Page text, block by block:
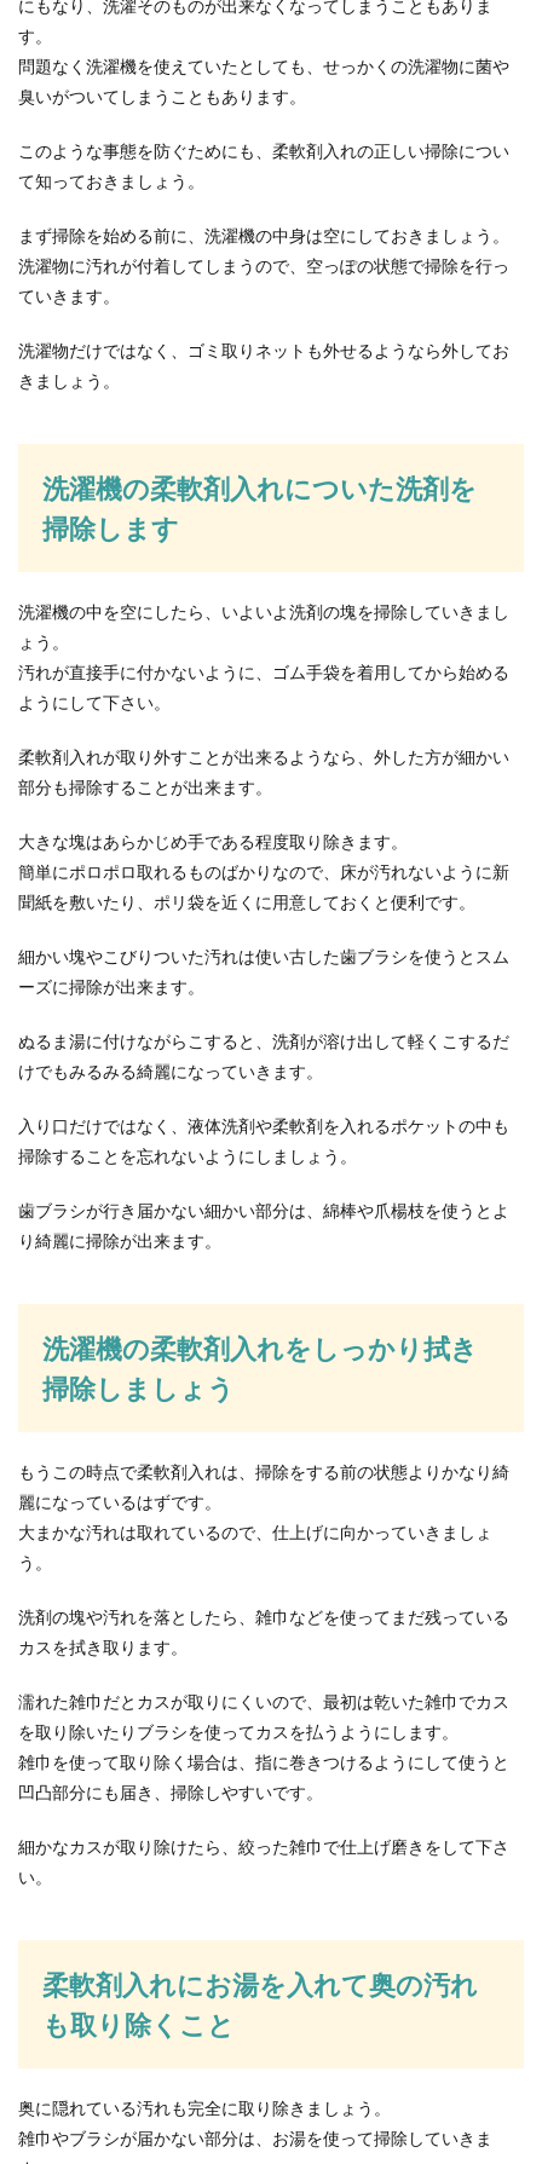
なりますよね。そんな時に考えるのが自転車通
衣類の臭いを煮沸で効果的に取るコツ
効果的に取ることができます。ただし、衣類の臭
いを...
箱に捨てるという方がほとんどだと思います。し
かし、こ...
ゴミ箱のおしゃれな収納アイデア～手
お部屋をおしゃれなインテリアにしても、気にな
イタリア語とフランス語の難易度は？
選ぶならどっち
第二外国語を選択する際に、イタリア語とフラン
を...
教習所の実技を初めて受ける不安を和
ものです。本当に車なんて運転できるのだろうか
北海道などのように雪が降る地域に住んでいる人
であれば雪道の運転も慣れているでしょうが、そ
にもなり、洗濯そのものが出来なくなってしまうこともありま
す。
問題なく洗濯機を使えていたとしても、せっかくの洗濯物に菌や
臭いがついてしまうこともあります。
このような事態を防ぐためにも、柔軟剤入れの正しい掃除につい
て知っておきましょう。
まず掃除を始める前に、洗濯機の中身は空にしておきましょう。
洗濯物に汚れが付着してしまうので、空っぽの状態で掃除を行っ
ていきます。
洗濯物だけではなく、ゴミ取りネットも外せるようなら外してお
きましょう。
洗濯機の柔軟剤入れについた洗剤を
掃除します
洗濯機の中を空にしたら、いよいよ洗剤の塊を掃除していきまし
ょう。
汚れが直接手に付かないように、ゴム手袋を着用してから始める
ようにして下さい。
柔軟剤入れが取り外すことが出来るようなら、外した方が細かい
部分も掃除することが出来ます。
大きな塊はあらかじめ手である程度取り除きます。
簡単にポロポロ取れるものばかりなので、床が汚れないように新
聞紙を敷いたり、ポリ袋を近くに用意しておくと便利です。
細かい塊やこびりついた汚れは使い古した歯ブラシを使うとスム
ーズに掃除が出来ます。
ぬるま湯に付けながらこすると、洗剤が溶け出して軽くこするだ
けでもみるみる綺麗になっていきます。
入り口だけではなく、液体洗剤や柔軟剤を入れるポケットの中も
掃除することを忘れないようにしましょう。
歯ブラシが行き届かない細かい部分は、綿棒や爪楊枝を使うとよ
り綺麗に掃除が出来ます。
洗濯機の柔軟剤入れをしっかり拭き
掃除しましょう
もうこの時点で柔軟剤入れは、掃除をする前の状態よりかなり綺
麗になっているはずです。
大まかな汚れは取れているので、仕上げに向かっていきましょ
う。
洗剤の塊や汚れを落としたら、雑巾などを使ってまだ残っている
カスを拭き取ります。
濡れた雑巾だとカスが取りにくいので、最初は乾いた雑巾でカス
を取り除いたりブラシを使ってカスを払うようにします。
雑巾を使って取り除く場合は、指に巻きつけるようにして使うと
凹凸部分にも届き、掃除しやすいです。
細かなカスが取り除けたら、絞った雑巾で仕上げ磨きをして下さ
い。
柔軟剤入れにお湯を入れて奥の汚れ
も取り除くこと
奥に隠れている汚れも完全に取り除きましょう。
雑巾やブラシが届かない部分は、お湯を使って掃除していきま